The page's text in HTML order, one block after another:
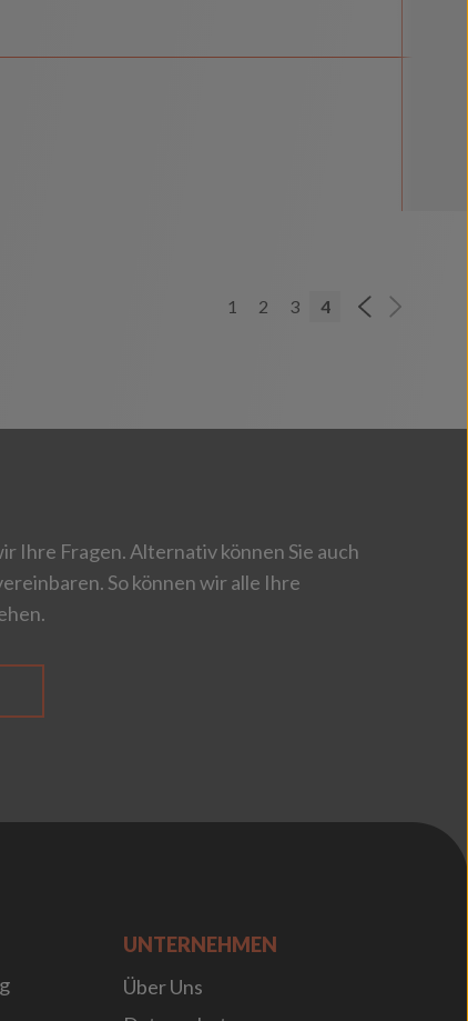
1 2 3 4
Ihre Fragen. Alternativ können Sie auch
So können wir alle Ihre
UNTERNEHMEN
Über Uns